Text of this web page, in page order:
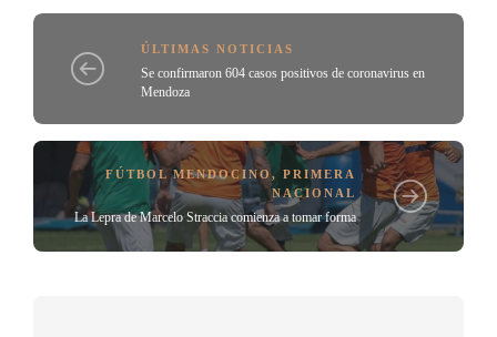
ÚLTIMAS NOTICIAS
Se confirmaron 604 casos positivos de coronavirus en
Mendoza
FÚTBOL MENDOCINO , PRIMERA
NACIONAL
La Lepra de Marcelo Straccia comienza a tomar forma